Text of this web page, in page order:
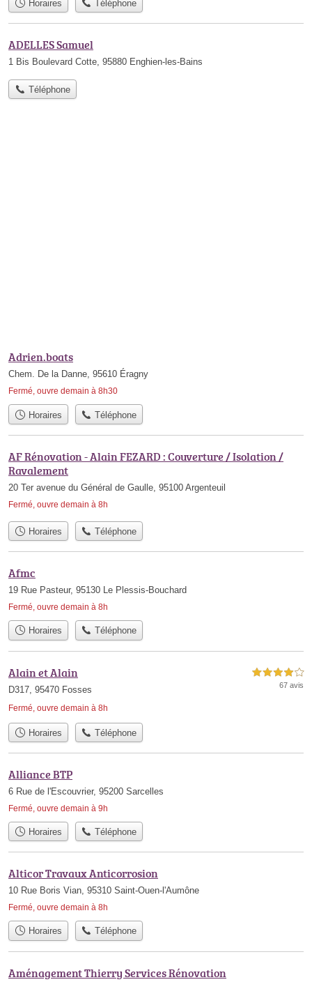
Horaires Téléphone
ADELLES Samuel
1 Bis Boulevard Cotte, 95880 Enghien-les-Bains
Téléphone
Adrien.boats
Chem. De la Danne, 95610 Éragny
Fermé, ouvre demain à 8h30
Horaires Téléphone
AF Rénovation - Alain FEZARD : Couverture / Isolation /
Ravalement
20 Ter avenue du Général de Gaulle, 95100 Argenteuil
Fermé, ouvre demain à 8h
Horaires Téléphone
Afmc
19 Rue Pasteur, 95130 Le Plessis-Bouchard
Fermé, ouvre demain à 8h
Horaires Téléphone
Alain et Alain
D317, 95470 Fosses
Fermé, ouvre demain à 8h
4,0 étoiles sur 5
67 avis
Horaires Téléphone
Alliance BTP
6 Rue de l'Escouvrier, 95200 Sarcelles
Fermé, ouvre demain à 9h
Horaires Téléphone
Alticor Travaux Anticorrosion
10 Rue Boris Vian, 95310 Saint-Ouen-l'Aumône
Fermé, ouvre demain à 8h
Horaires Téléphone
Aménagement Thierry Services Rénovation